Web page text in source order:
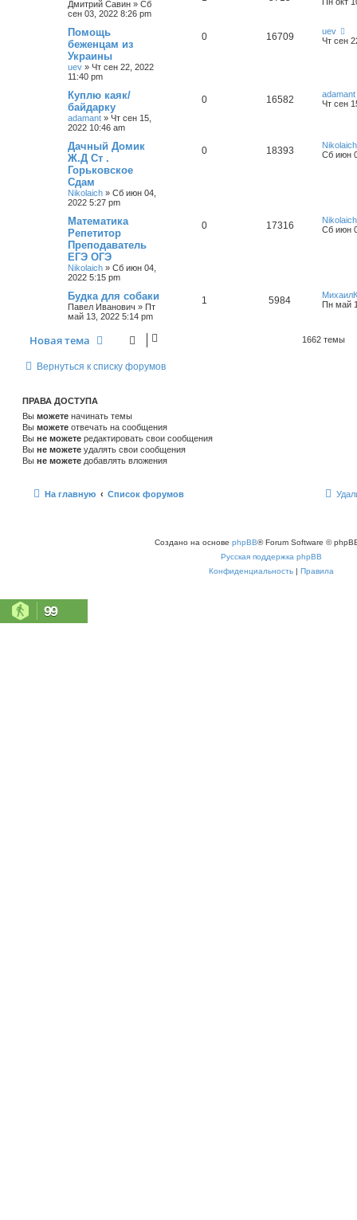
Дмитрий Савин » Сб
сен 03, 2022 8:26 pm
Помощь
беженцам из
Украины
uev » Чт сен 22, 2022
11:40 pm
0 16709
uev
Чт сен
Куплю каяк/
байдарку
adamant » Чт сен 15,
2022 10:46 am
0 16582
adamant
Чт сен
Дачный Домик
Ж.Д Ст .
Горьковское
Сдам
Nikolaich » Сб июн 04,
2022 5:27 pm
0 18393
Nikolaich
Сб июн
Математика
Репетитор
Преподаватель
ЕГЭ ОГЭ
Nikolaich » Сб июн 04,
2022 5:15 pm
0 17316
Nikolaich
Сб июн
Будка для собаки
Павел Иванович » Пт
май 13, 2022 5:14 pm
1 5984
МихаилК
Пн май
Новая тема 1662 темы
Вернуться к списку форумов
ПРАВА ДОСТУПА
Вы можете начинать темы
Вы можете отвечать на сообщения
Вы не можете редактировать свои сообщения
Вы не можете удалять свои сообщения
Вы не можете добавлять вложения
На главную Список форумов
Создано на основе phpBB® Forum Software ©
Русская поддержка phpBB
Конфиденциальность | Правила
99